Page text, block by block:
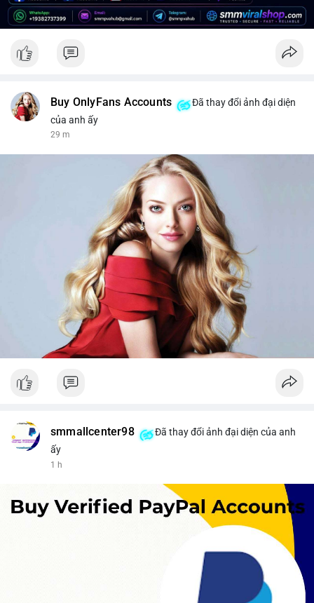
để bảo vệ danh mục trước biến động giá có thể xảy ra.
#phanphoisangiaodich
Buy OnlyFans Accounts
Đã thay đổi ảnh đại diện
của anh ấy
29 m
smmallcenter98
Đã thay đổi ảnh đại diện của anh
ấy
1 h